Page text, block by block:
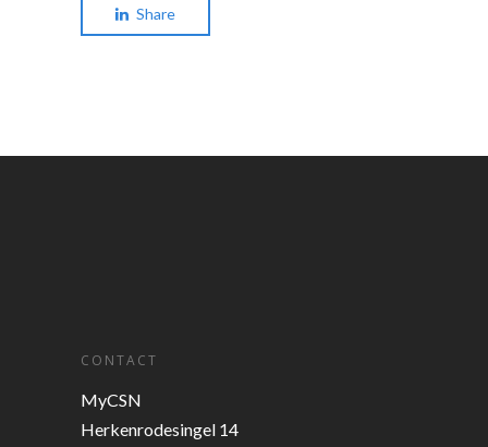
Share
CONTACT
MyCSN
Herkenrodesingel 14